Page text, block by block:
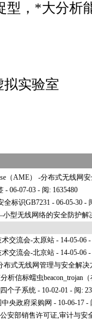
， *大分析
拟实验室
（AME） -分布式无线网
- 06-07-03 - 阅: 1635480
全标识GB7231 - 06-05-30 -
型无线网络的安全防护解
交流会-太原站 - 14-05-06
交流会-北京站 - 14-05-06
布式无线网管理与安全解决
析信标蠕虫beacon_trojan
个子系统 - 10-02-01 - 阅:
央政府采购网 - 10-06-17 -
安部销售许可证,审计与安